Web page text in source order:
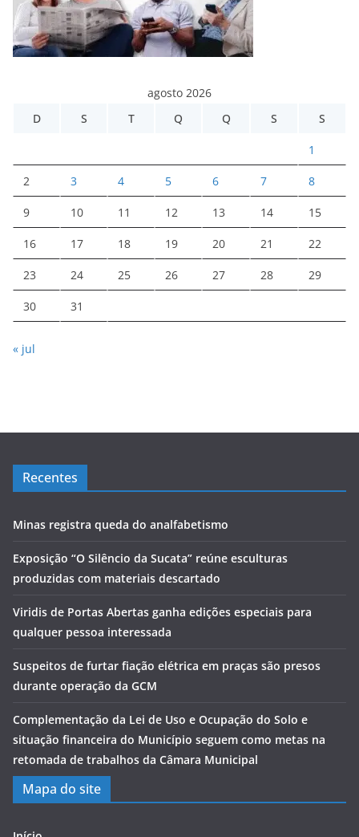
agosto 2026
D
S T Q Q S S
1
2 3 4 5 6 7 8
9 10 11 12 13 14 15
16 17 18 19 20 21 22
23 24 25 26 27 28 29
30 31
« jul
Recentes
Minas registra queda do analfabetismo
Exposição “O Silêncio da Sucata” reúne esculturas
produzidas com materiais descartado
Viridis de Portas Abertas ganha edições especiais para
qualquer pessoa interessada
Suspeitos de furtar fiação elétrica em praças são presos
durante operação da GCM
Complementação da Lei de Uso e Ocupação do Solo e
situação financeira do Município seguem como metas na
retomada de trabalhos da Câmara Municipal
Mapa do site